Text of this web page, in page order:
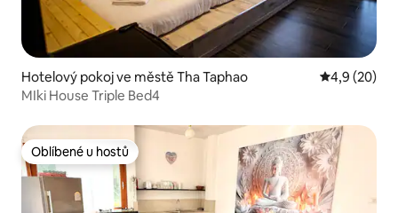
Hotelový pokoj ve městě Tha Taphao Průměrné
4,9 (20)
MIki House Triple Bed4
Oblíbené u hostů
Oblíbené u hostů